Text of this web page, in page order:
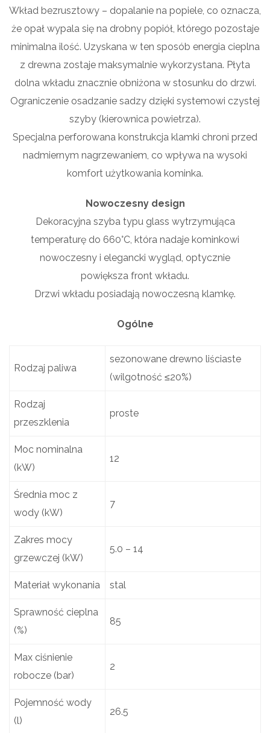
Wkład bezrusztowy – dopalanie na popiele, co oznacza,
że opał wypala się na drobny popiół, którego pozostaje
minimalna ilość. Uzyskana w ten sposób energia cieplna
z drewna zostaje maksymalnie wykorzystana. Płyta
dolna wkładu znacznie obniżona w stosunku do drzwi.
Ograniczenie osadzanie sadzy dzięki systemowi czystej
szyby (kierownica powietrza).
Specjalna perforowana konstrukcja klamki chroni przed
nadmiernym nagrzewaniem, co wpływa na wysoki
komfort użytkowania kominka.
Nowoczesny design
Dekoracyjna szyba typu glass wytrzymująca
temperaturę do 660°C, która nadaje kominkowi
nowoczesny i elegancki wygląd, optycznie
powiększa front wkładu.
Drzwi wkładu posiadają nowoczesną klamkę.
Ogólne
Rodzaj paliwa
sezonowane drewno liściaste
(wilgotność ≤20%)
Rodzaj
przeszklenia
proste
Moc nominalna
(kW)
12
Średnia moc z
wody (kW)
7
Zakres mocy
grzewczej (kW)
5.0 – 14
Materiał wykonania stal
Sprawność cieplna
(%)
85
Max ciśnienie
robocze (bar)
2
Pojemność wody
(l)
26.5